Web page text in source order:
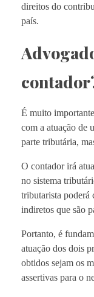
direitos do
país.
É muito
com a atuação de
parte tributária,
O contador irá
no sistema
tributarista poderá
indiretos que são
Portanto, é
atuação dos dois
obtidos sejam os
assertivas para o